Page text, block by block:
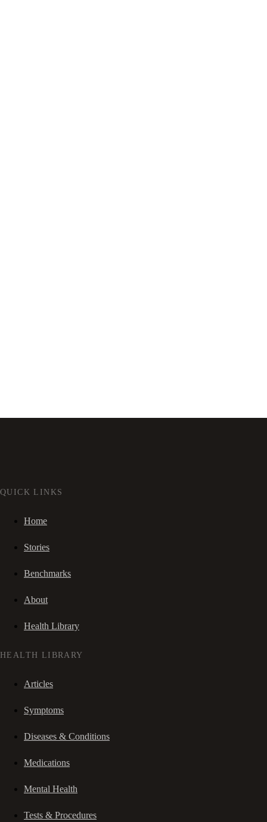
QUICK LINKS
Home
Stories
Benchmarks
About
Health Library
HEALTH LIBRARY
Articles
Symptoms
Diseases & Conditions
Medications
Mental Health
Tests & Procedures